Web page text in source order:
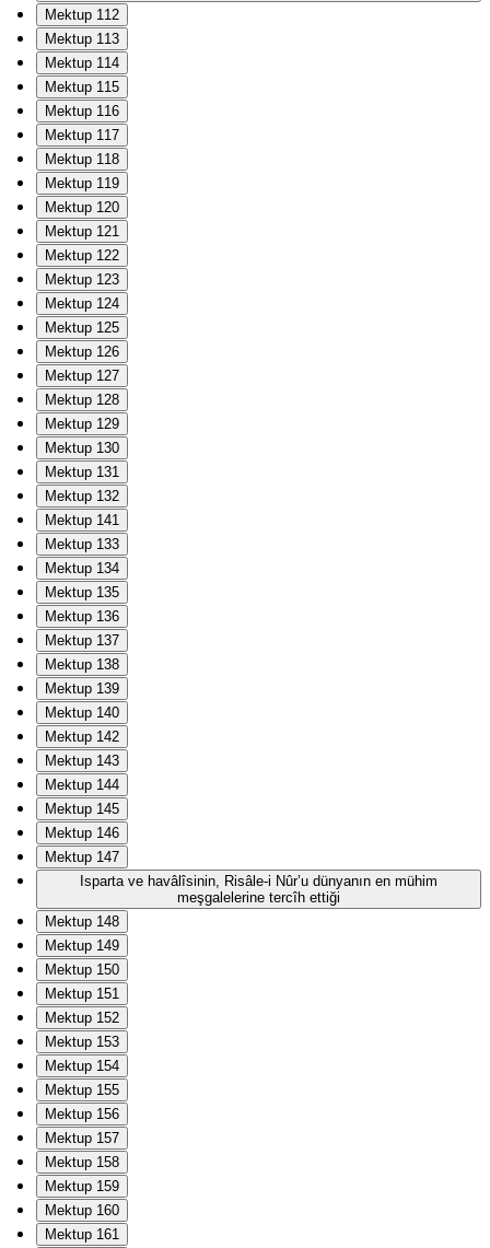
Mektup 112
Mektup 113
Mektup 114
Mektup 115
Mektup 116
Mektup 117
Mektup 118
Mektup 119
Mektup 120
Mektup 121
Mektup 122
Mektup 123
Mektup 124
Mektup 125
Mektup 126
Mektup 127
Mektup 128
Mektup 129
Mektup 130
Mektup 131
Mektup 132
Mektup 141
Mektup 133
Mektup 134
Mektup 135
Mektup 136
Mektup 137
Mektup 138
Mektup 139
Mektup 140
Mektup 142
Mektup 143
Mektup 144
Mektup 145
Mektup 146
Mektup 147
Isparta ve havâlîsinin, Risâle-i Nûr’u dünyanın en mühim
meşgalelerine tercîh ettiği
Mektup 148
Mektup 149
Mektup 150
Mektup 151
Mektup 152
Mektup 153
Mektup 154
Mektup 155
Mektup 156
Mektup 157
Mektup 158
Mektup 159
Mektup 160
Mektup 161